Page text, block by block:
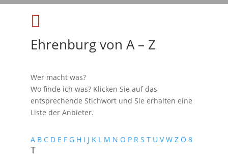

Ehrenburg von A – Z
Wer macht was?
Wo finde ich was? Klicken Sie auf das
entsprechende Stichwort und Sie erhalten eine
Liste der Anbieter.
A B C D E F G H I J K L M N O P R S T U V W Z Ö 8
T